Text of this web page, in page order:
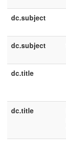
dc.subject
dc.subject
dc.title
dc.title